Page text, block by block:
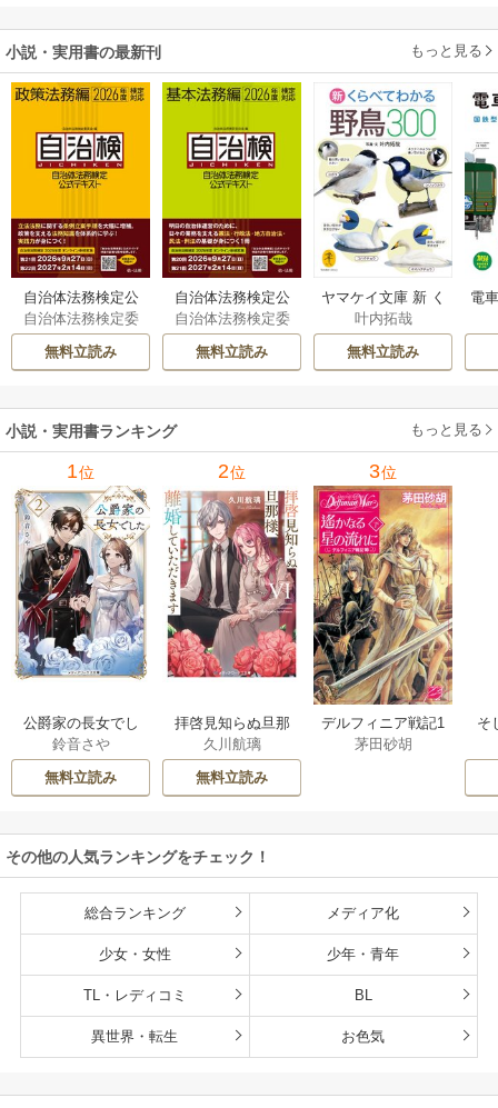
小説・実用書の最新刊 もっと見る
自治体法務検定公
式テキスト 政策
法務編 ２０２６
年度検定対応 1巻
自治体法務検定委
員会
無料立読み
自治体法務検定公
式テキスト 基本
法務編 ２０２６
年度検定対応 1巻
自治体法務検定委
員会
無料立読み
ヤマケイ文庫 新 く
らべてわかる野鳥3
00 1巻
叶内拓哉
無料立読み
電
小説・実用書ランキング もっと見る
1位
公爵家の長女でし
た
鈴音さや
無料立読み
2位
拝啓見知らぬ旦那
様、離婚していた
だきます
久川航璃
無料立読み
3位
デルフィニア戦記1
茅田砂胡
そ
その他の人気ランキングをチェック！
総合ランキング メディア化
少女・女性 少年・青年
TL・レディコミ BL
異世界・転生 お色気